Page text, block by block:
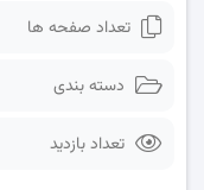
تعداد صفحه ها
دسته بندی
تعداد بازدید